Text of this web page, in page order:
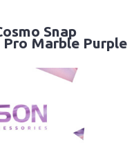
Snap
Marble Purple